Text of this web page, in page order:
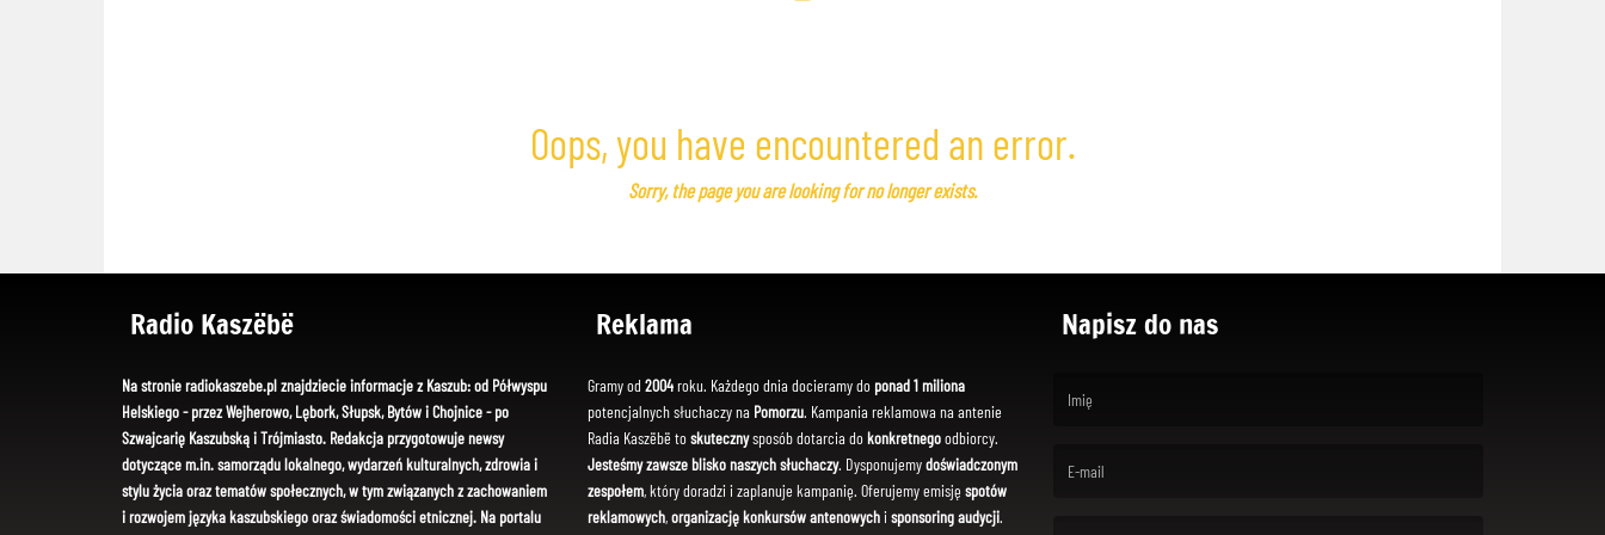
Oops, you have encountered an error.
Sorry, the page you are looking for no longer exists.
Radio Kaszëbë
Na stronie radiokaszebe.pl znajdziecie informacje z Kaszub: od Półwyspu
Helskiego - przez Wejherowo, Lębork, Słupsk, Bytów i Chojnice - po
Szwajcarię Kaszubską i Trójmiasto. Redakcja przygotowuje newsy
dotyczące m.in. samorządu lokalnego, wydarzeń kulturalnych, zdrowia i
stylu życia oraz tematów społecznych, w tym związanych z zachowaniem
i rozwojem języka kaszubskiego oraz świadomości etnicznej. Na portalu
Reklama
Gramy od 2004roku. Każdego dnia docieramy do ponad 1 miliona
potencjalnych słuchaczy na Pomorzu. Kampania reklamowa na antenie
Radia Kaszëbë toskutecznysposób dotarcia dokonkretnegoodbiorcy.
Jesteśmy zawsze blisko naszych słuchaczy. Dysponujemydoświadczonym
zespołem, który doradzi i zaplanuje kampanię. Oferujemy emisję spotów
reklamowych,organizację konkursów antenowychi sponsoring audycji.
Napisz do nas